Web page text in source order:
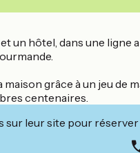
un hôtel, dans une
maison grâce à un jeu
centenaires.
sur leur site pour